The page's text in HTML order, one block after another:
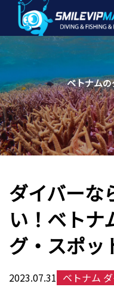
ベトナム
ダイバーな
い！ベトナ
グ・スポッ
2023.07.31 ベトナム